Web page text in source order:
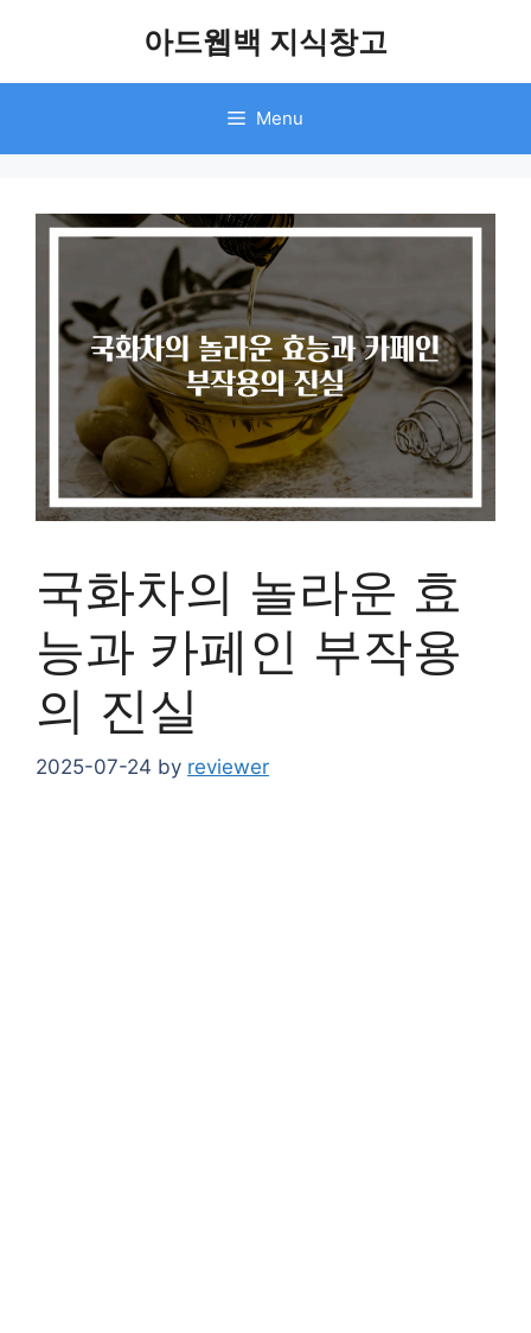
아드웹백 지식창고
Menu
국화차의 놀라운 효
능과 카페인 부작용
의 진실
2025-07-24 by reviewer